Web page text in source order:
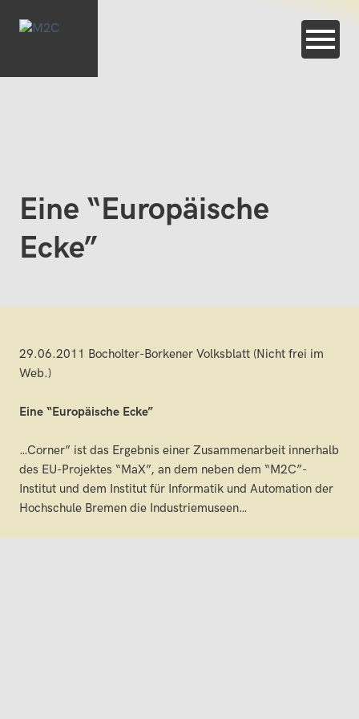
Eine “Europäische
Ecke”
29.06.2011 Bocholter-Borkener Volksblatt (Nicht frei im
Web.)
Eine “Europäische Ecke”
…Corner” ist das Ergebnis einer Zusammenarbeit innerhalb
des EU-Projektes “MaX”, an dem neben dem “M2C”-
Institut und dem Institut für Informatik und Automation der
Hochschule Bremen die Industriemuseen…